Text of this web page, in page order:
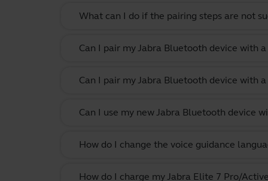
What can I do if the pairing steps are not
Can I pair my Jabra Bluetooth device with
Can I pair my Jabra Bluetooth device with
Can I use my new Jabra Bluetooth device
How do I change the voice guidance
How do I charge my Jabra Elite 7 Pro/